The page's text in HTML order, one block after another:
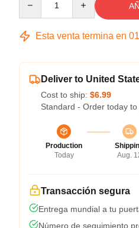
Esta venta termina en 01
Deliver to United
Cost to ship: $6.99
Standard - Order today
Production
Today
Aug.
Transacción segura
Entrega mundial a tu
Número de seguimiento